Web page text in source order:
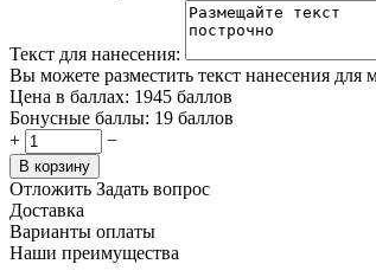
Текст для нанесения:
Вы можете разместить текст нанесения для
Цена в баллах: 1945 баллов
Бонусные баллы: 19 баллов
+
−
В корзину
Отложить Задать вопрос
Доставка
Варианты оплаты
Наши преимущества